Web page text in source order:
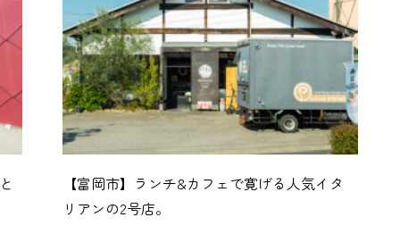
【富岡市】ランチ&カフェで寛げる人気イタ
リアンの2号店。